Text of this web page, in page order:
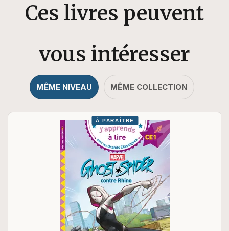
Ces livres peuvent
vous intéresser
MÊME NIVEAU MÊME COLLECTION
À PARAÎTRE